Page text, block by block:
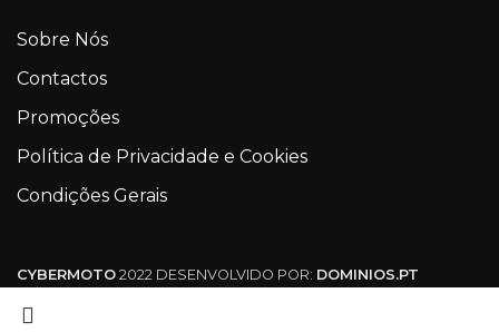
Sobre Nós
Contactos
Promoções
Política de Privacidade e Cookies
Condições Gerais
CYBERMOTO 2022 DESENVOLVIDO POR: DOMINIOS.PT